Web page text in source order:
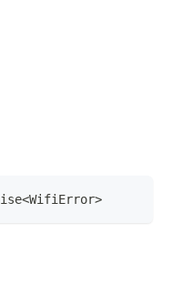
<WifiError>